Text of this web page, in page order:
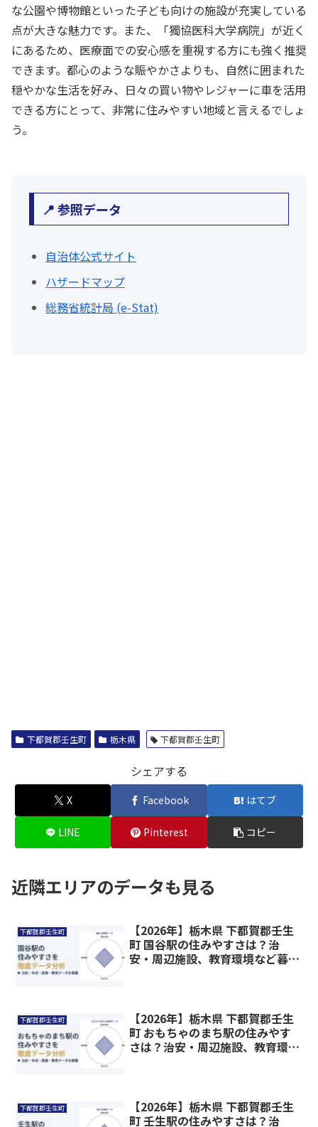
な公園や博物館といった子ども向けの施設が充実している
点が大きな魅力です。また、「獨協医科大学病院」が近く
にあるため、医療面での安心感を重視する方にも強く推奨
できます。都心のような賑やかさよりも、自然に囲まれた
穏やかな生活を好み、日々の買い物やレジャーに車を活用
できる方にとって、非常に住みやすい地域と言えるでしょ
う。
📍 参照データ
自治体公式サイト
ハザードマップ
総務省統計局 (e-Stat)
下都賀郡壬生町 栃木県 下都賀郡壬生町
シェアする
X Facebook はてブ
LINE Pinterest コピー
近隣エリアのデータも見る
下都賀郡壬生町
【2026年】栃木県 下都賀郡壬生
町 国谷駅の住みやすさは？治
安・周辺施設、教育環境など暮ら
下都賀郡壬生町
【2026年】栃木県 下都賀郡壬生
町 おもちゃのまち駅の住みやす
さは？治安・周辺施設、教育環境
下都賀郡壬生町
【2026年】栃木県 下都賀郡壬生
町 壬生駅の住みやすさは？治